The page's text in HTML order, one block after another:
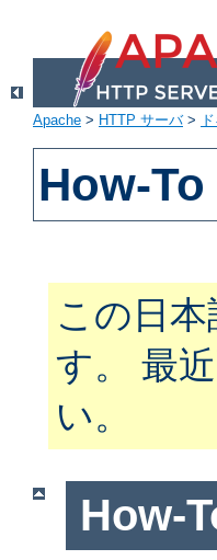
Apache > HTTP サーバ>
How-
この日
す。 最
い。
How-